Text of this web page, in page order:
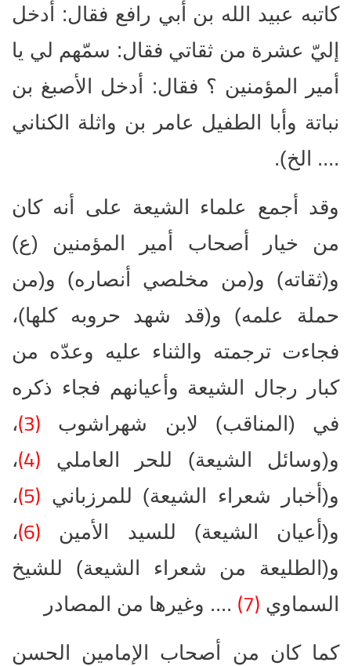
كاتبه عبيد الله بن أبي رافع فقال: أدخل
إليّ عشرة من ثقاتي فقال: سمّهم لي يا
أمير المؤمنين ؟ فقال: أدخل الأصبغ بن
نباتة وأبا الطفيل عامر بن واثلة الكناني
.... الخ).
وقد أجمع علماء الشيعة على أنه كان
من خيار أصحاب أمير المؤمنين (ع)
و(ثقاته) و(من مخلصي أنصاره) و(من
حملة علمه) و(قد شهد حروبه كلها)،
فجاءت ترجمته والثناء عليه وعدّه من
كبار رجال الشيعة وأعيانهم فجاء ذكره
في (المناقب) لابن شهراشوب (3)
،
و(وسائل الشيعة) للحر العاملي (4)
،
و(أخبار شعراء الشيعة) للمرزباني (5)
،
و(أعيان الشيعة) للسيد الأمين (6)
،
و(الطليعة من شعراء الشيعة) للشيخ
السماوي (7) .... وغيرها من المصادر
كما كان من أصحاب الإمامين الحسن